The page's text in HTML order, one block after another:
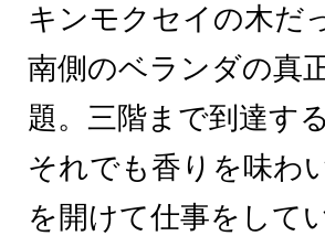
キンモクセイの木だ
南側のベランダの真
題。三階まで到達す
それでも香りを味わ
を開けて仕事をして